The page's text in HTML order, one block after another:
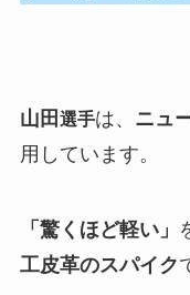
山田 選手は、 ニュ
用しています。
「驚くほど軽い」
工皮革のスパイク